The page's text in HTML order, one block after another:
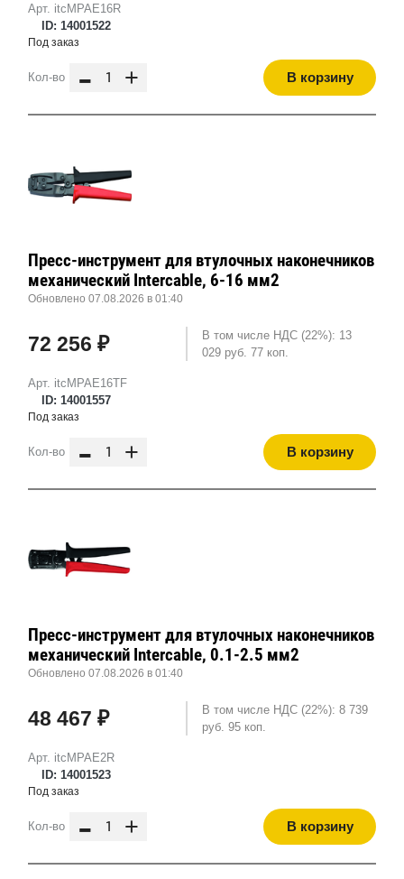
Арт. itcMPAE16R
ID: 14001522
Под заказ
Кол-во - + В корзину
Арт. itcMPAE16TF
ID: 14001557
Пресс-инструмент для втулочных наконечников
механический Intercable, 6-16 мм2
Обновлено 07.08.2026 в 01:40
72 256 ₽
В том числе НДС (22%): 13
029 руб. 77 коп.
Под заказ
Кол-во - + В корзину
Арт. itcMPAE2R
ID: 14001523
Пресс-инструмент для втулочных наконечников
механический Intercable, 0.1-2.5 мм2
Обновлено 07.08.2026 в 01:40
48 467 ₽
В том числе НДС (22%): 8 739
руб. 95 коп.
Под заказ
Кол-во - + В корзину